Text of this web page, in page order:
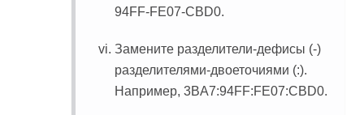
94FF-FE07-CBD0.
Замените разделители-дефисы (-)
разделителями-двоеточиями (:).
Например, 3BA7:94FF:FE07:CBD0.